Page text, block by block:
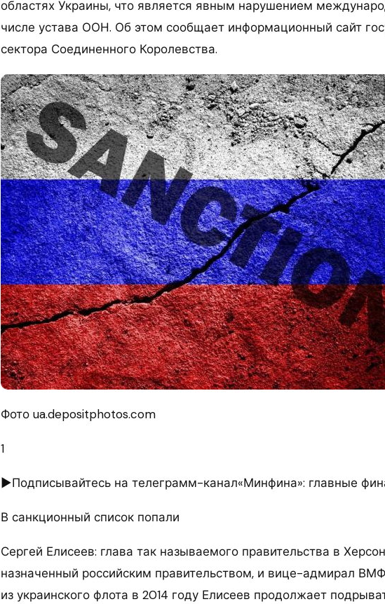
областях Украины, что является явным нарушением
числе устава ООН. Об этом сообщает информационный сайт
сектора Соединенного Королевства.
Фото ua.depositphotos.com
1
►Подписывайтесь на телеграмм-канал«Минфина»: главные
В санкционный список попали
Сергей Елисеев: глава так называемого правительства в
назначенный российским правительством, и вице-адмирал
из украинского флота в 2014 году Елисеев продолжает